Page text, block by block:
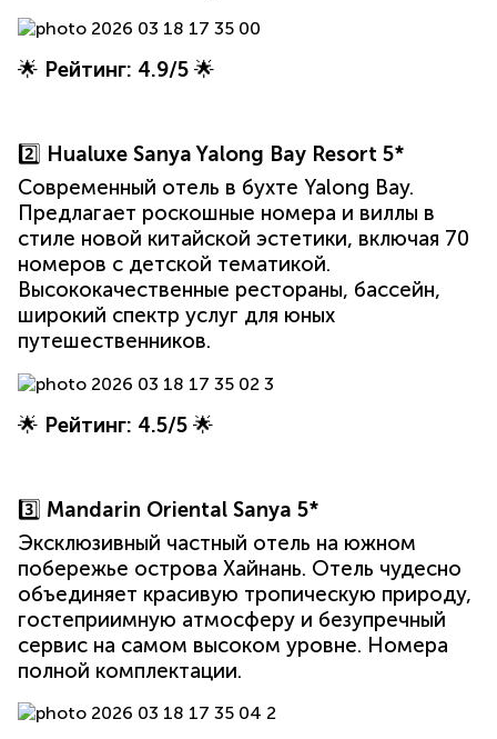
🌟 Рейтинг: 4.9/5 🌟
2️⃣ Hualuxe Sanya Yalong Bay Resort 5*
Современный отель в бухте Yalong Bay.
Предлагает роскошные номера и виллы в
стиле новой китайской эстетики, включая 70
номеров с детской тематикой.
Высококачественные рестораны, бассейн,
широкий спектр услуг для юных
путешественников.
🌟 Рейтинг: 4.5/5 🌟
3️⃣ Mandarin Oriental Sanya 5*
Эксклюзивный частный отель на южном
побережье острова Хайнань. Отель чудесно
объединяет красивую тропическую природу,
гостеприимную атмосферу и безупречный
сервис на самом высоком уровне. Номера
полной комплектации.